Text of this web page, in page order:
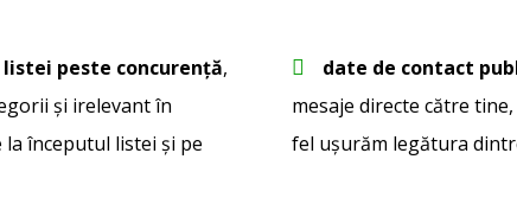
peste concurență,
și irelevant în
la începutul listei și pe
date de contact
mesaje directe către
fel ușurăm legătura